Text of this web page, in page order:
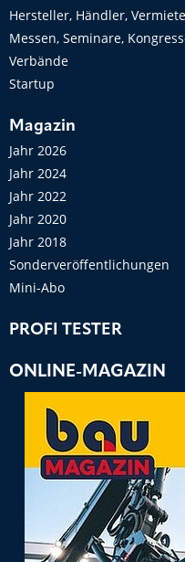
Hersteller, Händler,
Messen, Seminare,
Verbände
Startup
Magazin
Jahr 2026
Jahr 2024
Jahr 2022
Jahr 2020
Jahr 2018
Sonderveröffentlichungen
Mini-Abo
PROFI TESTER
ONLINE-MAGAZIN